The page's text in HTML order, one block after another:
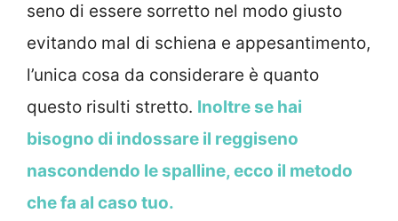
seno di essere sorretto nel modo giusto
evitando mal di schiena e appesantimento,
l’unica cosa da considerare è quanto
questo risulti stretto. Inoltre se hai
bisogno di indossare il reggiseno
nascondendo le spalline, ecco il metodo
che fa al caso tuo.